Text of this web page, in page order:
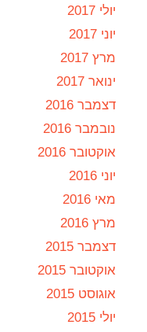
יולי 2017
יוני 2017
מרץ 2017
ינואר 2017
דצמבר 2016
נובמבר 2016
אוקטובר 2016
יוני 2016
מאי 2016
מרץ 2016
דצמבר 2015
אוקטובר 2015
אוגוסט 2015
יולי 2015